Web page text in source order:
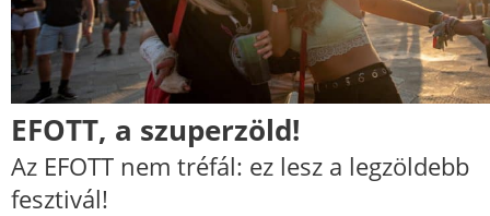
EFOTT, a szuperzöld!
Az EFOTT nem tréfál: ez lesz a legzöldebb
fesztivál!